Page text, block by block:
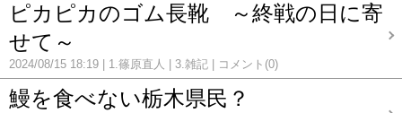
ピカピカのゴム長靴 ～終戦の日に寄
せて～
2024/08/15 18:19 1.篠原直人 3.雑記 コメント(0)
鰻を食べない栃木県民？